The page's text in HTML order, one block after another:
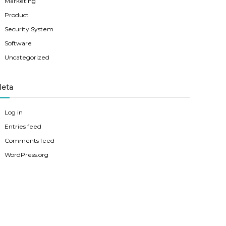
Product
Security System
Software
Uncategorized
Log in
Entries feed
Comments feed
WordPress.org